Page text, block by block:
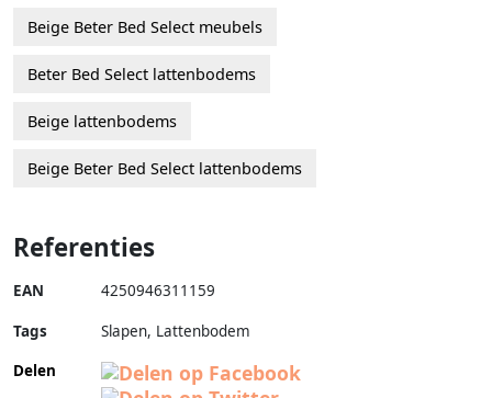
Beige Beter Bed Select meubels
Beter Bed Select lattenbodems
Beige lattenbodems
Beige Beter Bed Select lattenbodems
Referenties
EAN 4250946311159
Tags
Slapen, Lattenbodem
Delen